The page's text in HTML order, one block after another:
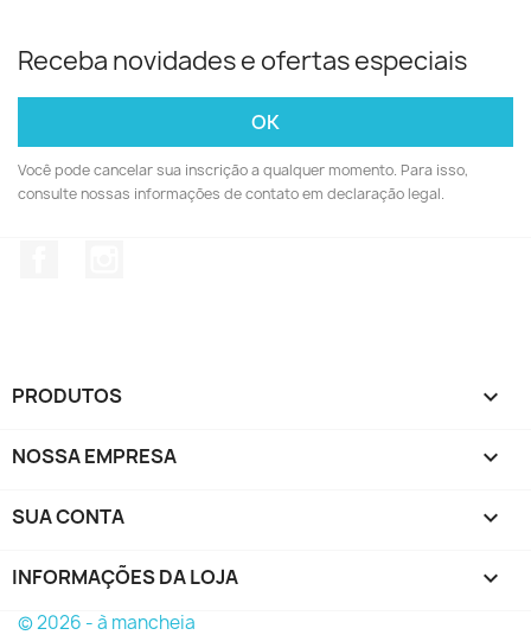
Receba novidades e ofertas especiais
Você pode cancelar sua inscrição a qualquer momento. Para isso,
consulte nossas informações de contato em declaração legal.
PRODUTOS 
NOSSA EMPRESA 
SUA CONTA 
INFORMAÇÕES DA LOJA keyboard_arrow_down
© 2026 - à mancheia